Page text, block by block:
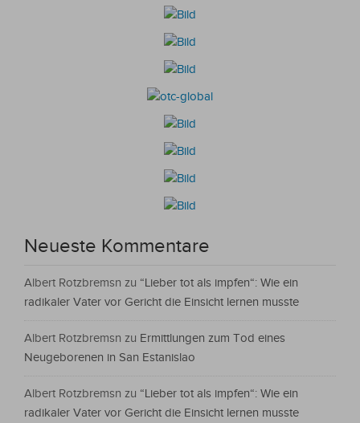
Neueste Kommentare
Albert Rotzbremsn zu “Lieber tot als impfen“: Wie ein
radikaler Vater vor Gericht die Einsicht lernen musste
Albert Rotzbremsn zu Ermittlungen zum Tod eines
Neugeborenen in San Estanislao
Albert Rotzbremsn zu “Lieber tot als impfen“: Wie ein
radikaler Vater vor Gericht die Einsicht lernen musste